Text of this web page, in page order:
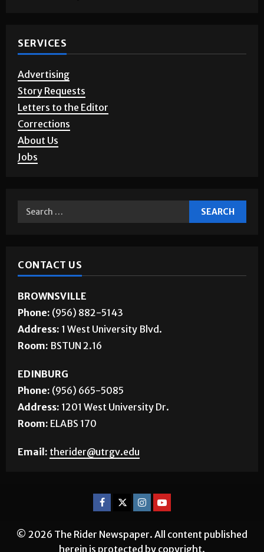
SERVICES
Advertising
Story Requests
Letters to the Editor
Corrections
About Us
Jobs
CONTACT US
BROWNSVILLE
Phone: (956) 882-5143
Address: 1 West University Blvd.
Room: BSTUN 2.16
EDINBURG
Phone: (956) 665-5085
Address: 1201 West University Dr.
Room: ELABS 170
Email: therider@utrgv.edu
© 2026 The Rider Newspaper. All content published
herein is protected by copyright.